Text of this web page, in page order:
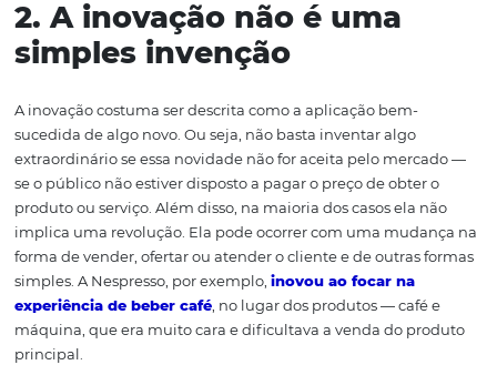
Essas empresas conseguem comprovar que são boas
investimento porque seu produto ou serviço foi testado
mercado. Logo cedo, elas aprendem que entregar uma
experiência de compra e uso, resolvendo um problema
cliente, é o fator principal de seu sucesso. As equipes
organizações desenvolvem uma alta capacidade de
seu produto ou serviço do ponto de vista do cliente e
importância de desenvolver outras competências que
levar sua solução para um número significativo de
encantam o cliente como ninguém.
2. A inovação não é uma